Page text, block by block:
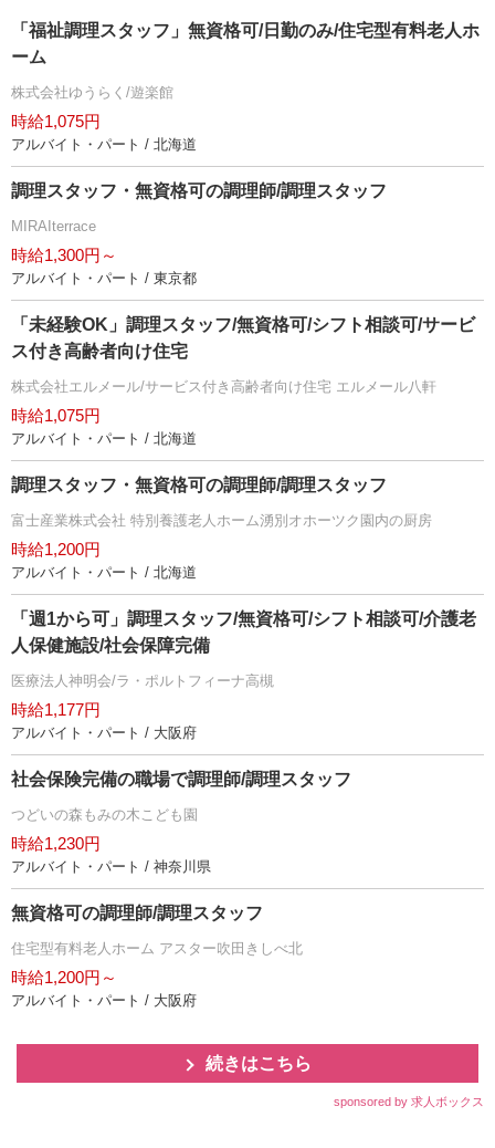
「福祉調理スタッフ」無資格可/日勤のみ/住宅型有料老人ホ
ーム
株式会社ゆうらく/遊楽館
時給1,075円
アルバイト・パート / 北海道
調理スタッフ・無資格可の調理師/調理スタッフ
MIRAIterrace
時給1,300円～
アルバイト・パート / 東京都
「未経験OK」調理スタッフ/無資格可/シフト相談可/サービ
ス付き高齢者向け住宅
株式会社エルメール/サービス付き高齢者向け住宅 エルメール八軒
時給1,075円
アルバイト・パート / 北海道
調理スタッフ・無資格可の調理師/調理スタッフ
富士産業株式会社 特別養護老人ホーム湧別オホーツク園内の厨房
時給1,200円
アルバイト・パート / 北海道
「週1から可」調理スタッフ/無資格可/シフト相談可/介護老
人保健施設/社会保障完備
医療法人神明会/ラ・ポルトフィーナ高槻
時給1,177円
アルバイト・パート / 大阪府
社会保険完備の職場で調理師/調理スタッフ
つどいの森もみの木こども園
時給1,230円
アルバイト・パート / 神奈川県
無資格可の調理師/調理スタッフ
住宅型有料老人ホーム アスター吹田きしべ北
時給1,200円～
アルバイト・パート / 大阪府
続きはこちら
sponsored by 求人ボックス